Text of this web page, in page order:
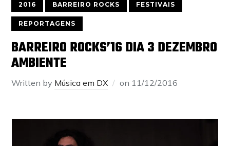
2016 BARREIRO ROCKS FESTIVAIS
REPORTAGENS
BARREIRO ROCKS’16 DIA 3 DEZEMBRO
AMBIENTE
Written by Música em DX on 11/12/2016